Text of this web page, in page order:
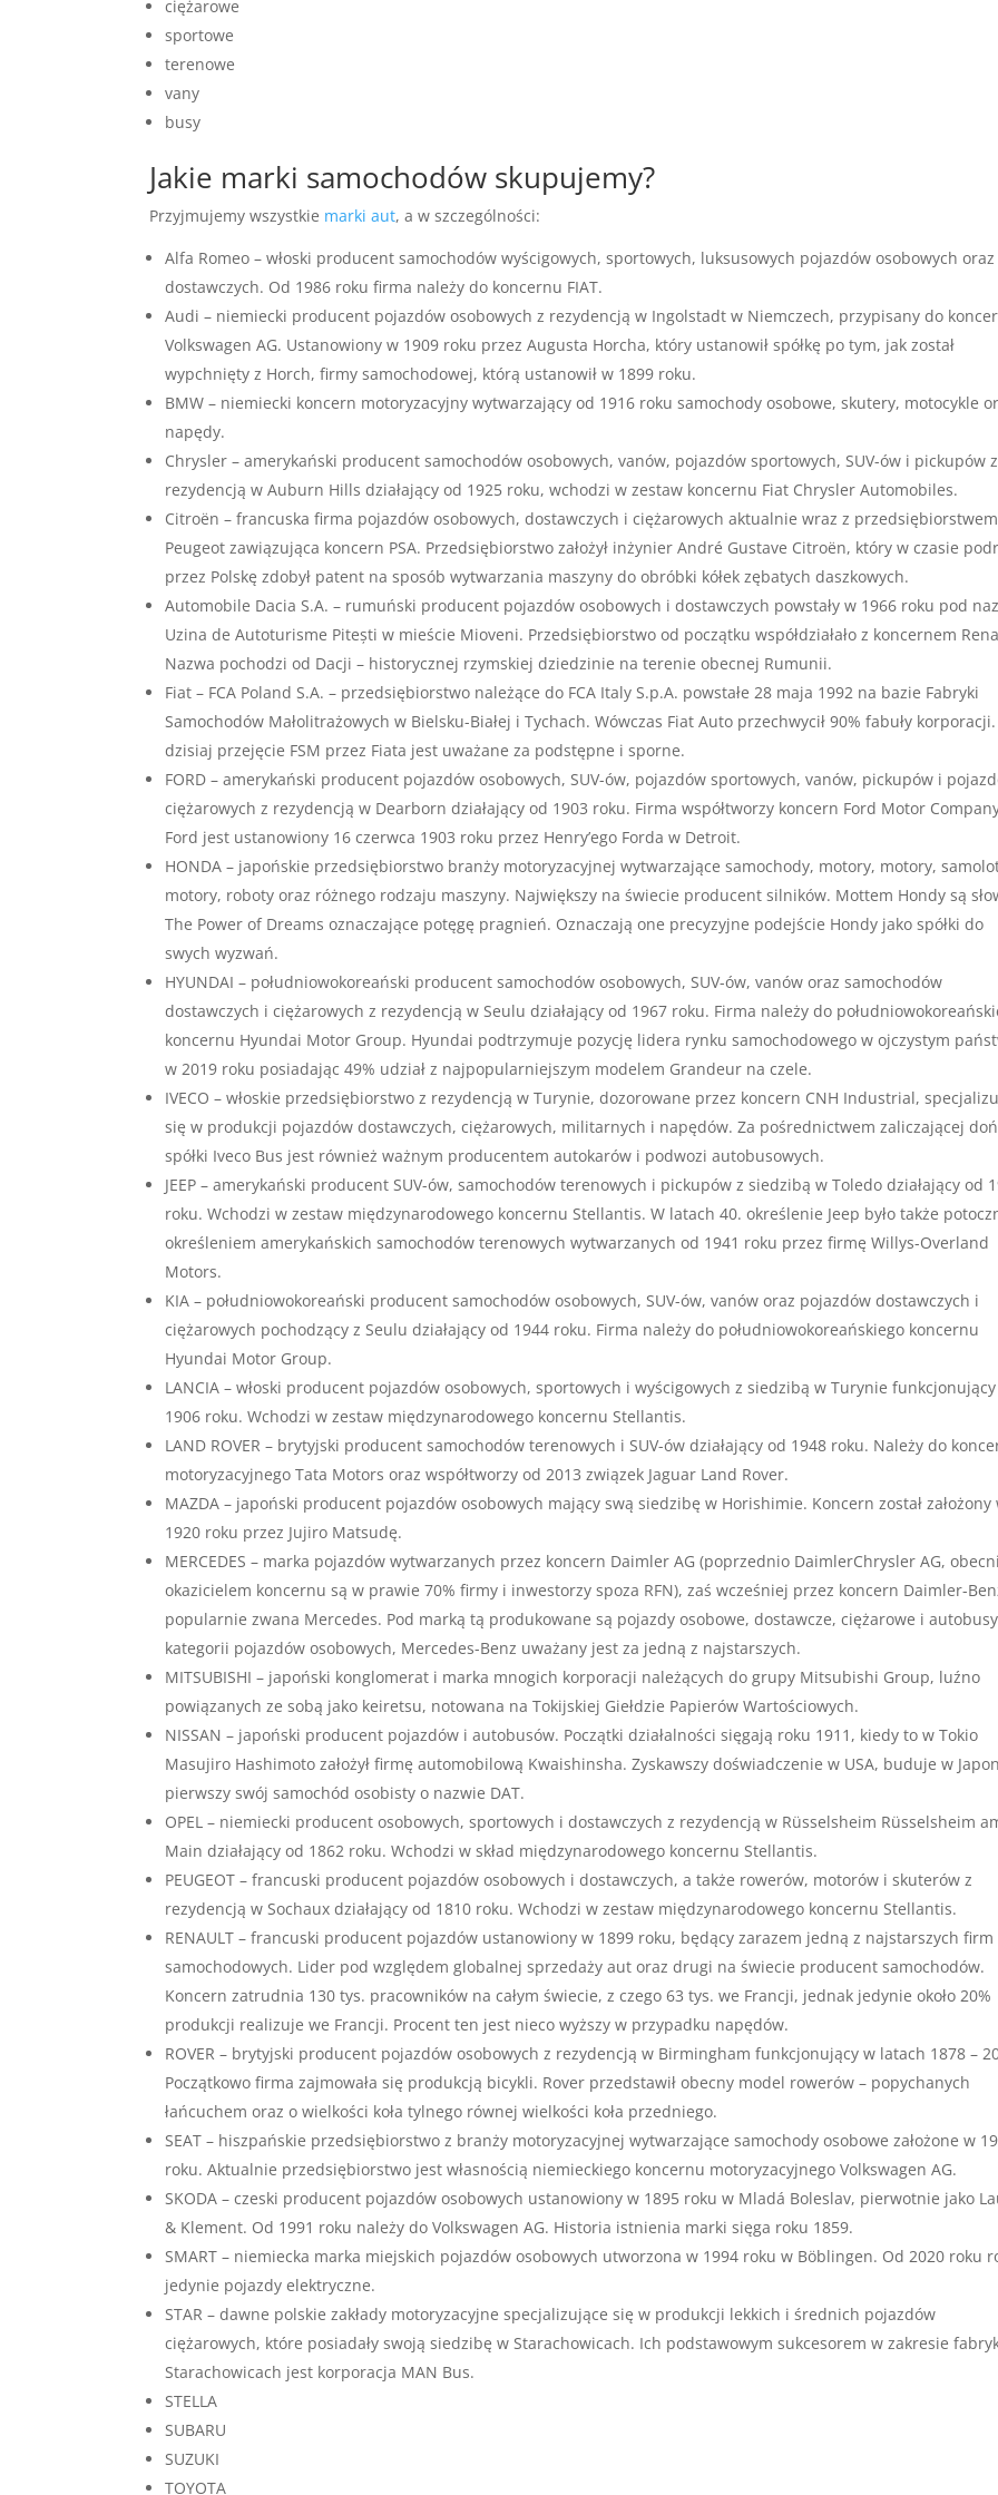
ciężarowe
sportowe
terenowe
vany
busy
Jakie marki samochodów skupujemy?
Przyjmujemy wszystkie marki aut, a w szczególności:
Alfa Romeo – włoski producent samochodów wyścigowych, sportowych, luksusowych pojazdów osobowych
dostawczych. Od 1986 roku firma należy do koncernu FIAT.
Audi – niemiecki producent pojazdów osobowych z rezydencją w Ingolstadt w Niemczech, przypisany do
Volkswagen AG. Ustanowiony w 1909 roku przez Augusta Horcha, który ustanowił spółkę po tym, jak został
wypchnięty z Horch, firmy samochodowej, którą ustanowił w 1899 roku.
BMW – niemiecki koncern motoryzacyjny wytwarzający od 1916 roku samochody osobowe, skutery, motocykle
napędy.
Chrysler – amerykański producent samochodów osobowych, vanów, pojazdów sportowych, SUV-ów i pickupów z
rezydencją w Auburn Hills działający od 1925 roku, wchodzi w zestaw koncernu Fiat Chrysler Automobiles.
Citroën – francuska firma pojazdów osobowych, dostawczych i ciężarowych aktualnie wraz z przedsiębiorstwem
Peugeot zawiązująca koncern PSA. Przedsiębiorstwo założył inżynier André Gustave Citroën, który w czasie
przez Polskę zdobył patent na sposób wytwarzania maszyny do obróbki kółek zębatych daszkowych.
Automobile Dacia S.A. – rumuński producent pojazdów osobowych i dostawczych powstały w 1966 roku pod
Uzina de Autoturisme Pitești w mieście Mioveni. Przedsiębiorstwo od początku współdziałało z koncernem
Nazwa pochodzi od Dacji – historycznej rzymskiej dziedzinie na terenie obecnej Rumunii.
Fiat – FCA Poland S.A. – przedsiębiorstwo należące do FCA Italy S.p.A. powstałe 28 maja 1992 na bazie Fabryki
Samochodów Małolitrażowych w Bielsku-Białej i Tychach. Wówczas Fiat Auto przechwycił 90% fabuły
dzisiaj przejęcie FSM przez Fiata jest uważane za podstępne i sporne.
FORD – amerykański producent pojazdów osobowych, SUV-ów, pojazdów sportowych, vanów, pickupów i
ciężarowych z rezydencją w Dearborn działający od 1903 roku. Firma współtworzy koncern Ford Motor
Ford jest ustanowiony 16 czerwca 1903 roku przez Henry’ego Forda w Detroit.
HONDA – japońskie przedsiębiorstwo branży motoryzacyjnej wytwarzające samochody, motory, motory,
motory, roboty oraz różnego rodzaju maszyny. Największy na świecie producent silników. Mottem Hondy są
The Power of Dreams oznaczające potęgę pragnień. Oznaczają one precyzyjne podejście Hondy jako spółki do
swych wyzwań.
HYUNDAI – południowokoreański producent samochodów osobowych, SUV-ów, vanów oraz samochodów
dostawczych i ciężarowych z rezydencją w Seulu działający od 1967 roku. Firma należy do
koncernu Hyundai Motor Group. Hyundai podtrzymuje pozycję lidera rynku samochodowego w ojczystym
w 2019 roku posiadając 49% udział z najpopularniejszym modelem Grandeur na czele.
IVECO – włoskie przedsiębiorstwo z rezydencją w Turynie, dozorowane przez koncern CNH Industrial,
się w produkcji pojazdów dostawczych, ciężarowych, militarnych i napędów. Za pośrednictwem zaliczającej doń
spółki Iveco Bus jest również ważnym producentem autokarów i podwozi autobusowych.
JEEP – amerykański producent SUV-ów, samochodów terenowych i pickupów z siedzibą w Toledo działający od
roku. Wchodzi w zestaw międzynarodowego koncernu Stellantis. W latach 40. określenie Jeep było także
określeniem amerykańskich samochodów terenowych wytwarzanych od 1941 roku przez firmę Willys-Overland
Motors.
KIA – południowokoreański producent samochodów osobowych, SUV-ów, vanów oraz pojazdów dostawczych i
ciężarowych pochodzący z Seulu działający od 1944 roku. Firma należy do południowokoreańskiego koncernu
Hyundai Motor Group.
LANCIA – włoski producent pojazdów osobowych, sportowych i wyścigowych z siedzibą w Turynie
1906 roku. Wchodzi w zestaw międzynarodowego koncernu Stellantis.
LAND ROVER – brytyjski producent samochodów terenowych i SUV-ów działający od 1948 roku. Należy do
motoryzacyjnego Tata Motors oraz współtworzy od 2013 związek Jaguar Land Rover.
MAZDA – japoński producent pojazdów osobowych mający swą siedzibę w Horishimie. Koncern został założony
1920 roku przez Jujiro Matsudę.
MERCEDES – marka pojazdów wytwarzanych przez koncern Daimler AG (poprzednio DaimlerChrysler AG,
okazicielem koncernu są w prawie 70% firmy i inwestorzy spoza RFN), zaś wcześniej przez koncern Daimler-
popularnie zwana Mercedes. Pod marką tą produkowane są pojazdy osobowe, dostawcze, ciężarowe i
kategorii pojazdów osobowych, Mercedes-Benz uważany jest za jedną z najstarszych.
MITSUBISHI – japoński konglomerat i marka mnogich korporacji należących do grupy Mitsubishi Group, luźno
powiązanych ze sobą jako keiretsu, notowana na Tokijskiej Giełdzie Papierów Wartościowych.
NISSAN – japoński producent pojazdów i autobusów. Początki działalności sięgają roku 1911, kiedy to w Tokio
Masujiro Hashimoto założył firmę automobilową Kwaishinsha. Zyskawszy doświadczenie w USA, buduje w
pierwszy swój samochód osobisty o nazwie DAT.
OPEL – niemiecki producent osobowych, sportowych i dostawczych z rezydencją w Rüsselsheim Rüsselsheim
Main działający od 1862 roku. Wchodzi w skład międzynarodowego koncernu Stellantis.
PEUGEOT – francuski producent pojazdów osobowych i dostawczych, a także rowerów, motorów i skuterów z
rezydencją w Sochaux działający od 1810 roku. Wchodzi w zestaw międzynarodowego koncernu Stellantis.
RENAULT – francuski producent pojazdów ustanowiony w 1899 roku, będący zarazem jedną z najstarszych firm
samochodowych. Lider pod względem globalnej sprzedaży aut oraz drugi na świecie producent samochodów.
Koncern zatrudnia 130 tys. pracowników na całym świecie, z czego 63 tys. we Francji, jednak jedynie około 20%
produkcji realizuje we Francji. Procent ten jest nieco wyższy w przypadku napędów.
ROVER – brytyjski producent pojazdów osobowych z rezydencją w Birmingham funkcjonujący w latach 1878 –
Początkowo firma zajmowała się produkcją bicykli. Rover przedstawił obecny model rowerów – popychanych
łańcuchem oraz o wielkości koła tylnego równej wielkości koła przedniego.
SEAT – hiszpańskie przedsiębiorstwo z branży motoryzacyjnej wytwarzające samochody osobowe założone w
roku. Aktualnie przedsiębiorstwo jest własnością niemieckiego koncernu motoryzacyjnego Volkswagen AG.
SKODA – czeski producent pojazdów osobowych ustanowiony w 1895 roku w Mladá Boleslav, pierwotnie jako
& Klement. Od 1991 roku należy do Volkswagen AG. Historia istnienia marki sięga roku 1859.
SMART – niemiecka marka miejskich pojazdów osobowych utworzona w 1994 roku w Böblingen. Od 2020 roku
jedynie pojazdy elektryczne.
STAR – dawne polskie zakłady motoryzacyjne specjalizujące się w produkcji lekkich i średnich pojazdów
ciężarowych, które posiadały swoją siedzibę w Starachowicach. Ich podstawowym sukcesorem w zakresie
Starachowicach jest korporacja MAN Bus.
STELLA
SUBARU
SUZUKI
TOYOTA